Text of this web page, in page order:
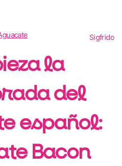
Sigfrido
la
del
español:
Bacon